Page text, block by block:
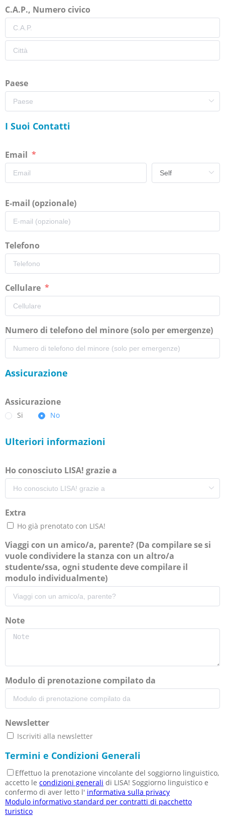
C.A.P., Numero civico
Paese
I Suoi Contatti
Email
E-mail (opzionale)
Telefono
Cellulare
Numero di telefono del minore (solo per emergenze)
Assicurazione
Assicurazione
Si No
Ulteriori informazioni
Ho conosciuto LISA! grazie a
Extra
Ho già prenotato con LISA!
Viaggi con un amico/a, parente? (Da compilare se si
vuole condividere la stanza con un altro/a
studente/ssa, ogni studente deve compilare il
modulo individualmente)
Note
Modulo di prenotazione compilato da
Newsletter
Iscriviti alla newsletter
Termini e Condizioni Generali
Effettuo la prenotazione vincolante del soggiorno linguistico,
accetto le condizioni generali di LISA! Soggiorno linguistico e
confermo di aver letto l' informativa sulla privacy
Modulo informativo standard per contratti di pacchetto
turistico